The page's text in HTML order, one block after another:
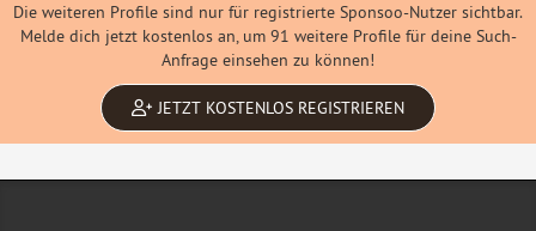
Die weiteren Profile sind nur für registrierte Sponsoo-Nutzer sichtbar.
Melde dich jetzt kostenlos an, um 91 weitere Profile für deine Such-
Anfrage einsehen zu können!
JETZT KOSTENLOS REGISTRIEREN